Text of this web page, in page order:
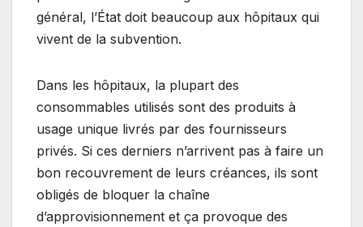
général, l’État doit beaucoup aux hôpitaux qui
vivent de la subvention.
Dans les hôpitaux, la plupart des
consommables utilisés sont des produits à
usage unique livrés par des fournisseurs
privés. Si ces derniers n’arrivent pas à faire un
bon recouvrement de leurs créances, ils sont
obligés de bloquer la chaîne
d’approvisionnement et ça provoque des